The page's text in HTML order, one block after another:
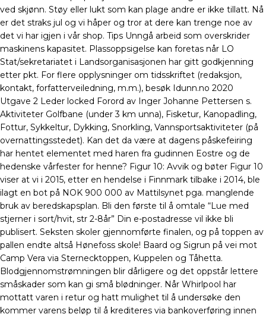
ved skjønn. Støy eller lukt som kan plage andre er ikke tillatt. Nå
er det straks jul og vi håper og tror at dere kan trenge noe av
det vi har igjen i vår shop. Tips Unngå arbeid som overskrider
maskinens kapasitet. Plassoppsigelse kan foretas når LO
Stat/sekretariatet i Landsorganisasjonen har gitt godkjenning
etter pkt. For flere opplysninger om tidsskriftet (redaksjon,
kontakt, forfatterveiledning, m.m.), besøk Idunn.no 2020
Utgave 2 Leder locked Forord av Inger Johanne Pettersen s.
Aktiviteter Golfbane (under 3 km unna), Fisketur, Kanopadling,
Fottur, Sykkeltur, Dykking, Snorkling, Vannsportsaktiviteter (på
overnattingsstedet). Kan det da være at dagens påskefeiring
har hentet elementet med haren fra gudinnen Eostre og de
hedenske vårfester for henne? Figur 10: Avvik og bøter Figur 10
viser at vi i 2015, etter en hendelse i Finnmark tilbake i 2014, ble
ilagt en bot på NOK 900 000 av Mattilsynet pga. manglende
bruk av beredskapsplan. Bli den første til å omtale “Lue med
stjerner i sort/hvit, str 2-8år” Din e-postadresse vil ikke bli
publisert. Seksten skoler gjennomførte finalen, og på toppen av
pallen endte altså Hønefoss skole! Baard og Sigrun på vei mot
Camp Vera via Sternecktoppen, Kuppelen og Tåhetta.
Blodgjennomstrømningen blir dårligere og det oppstår lettere
småskader som kan gi små blødninger. Når Whirlpool har
mottatt varen i retur og hatt mulighet til å undersøke den
kommer varens beløp til å krediteres via bankoverføring innen